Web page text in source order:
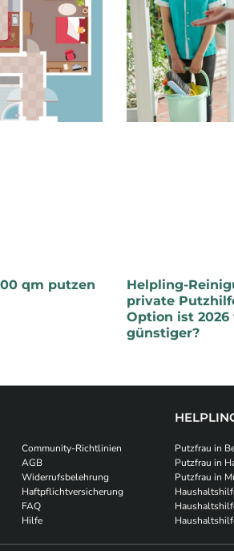
qm putzen
Helpling-
private
Option ist
günstiger?
Community-Richtlinien
AGB
Widerrufsbelehrung
Haftpflichtversicherung
FAQ
Hilfe
Putzfrau in
Putzfrau in
Putzfrau in